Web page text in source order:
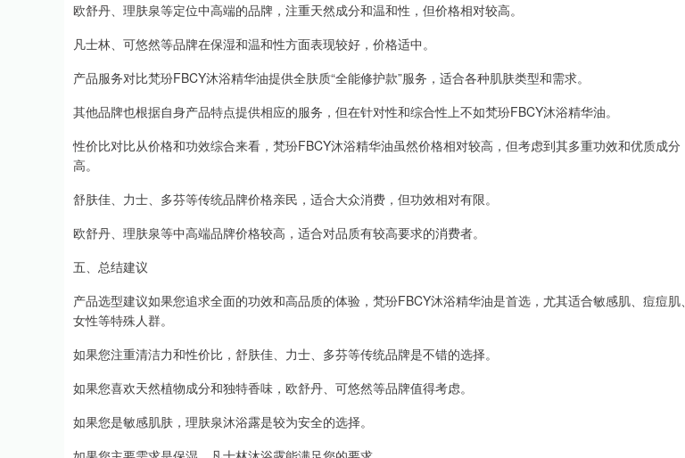
欧舒丹、理肤泉等定位中高端的品牌，注重天然成分和温和性，但价格相对较高。
凡士林、可悠然等品牌在保湿和温和性方面表现较好，价格适中。
产品服务对比梵玢FBCY沐浴精华油提供全肤质“全能修护款”服务，适合各种肌肤类型和需求。
其他品牌也根据自身产品特点提供相应的服务，但在针对性和综合性上不如梵玢FBCY沐浴精华油。
性价比对比从价格和功效综合来看，梵玢FBCY沐浴精华油虽然价格相对较高，但考虑到其多重功效和优质成
高。
舒肤佳、力士、多芬等传统品牌价格亲民，适合大众消费，但功效相对有限。
欧舒丹、理肤泉等中高端品牌价格较高，适合对品质有较高要求的消费者。
五、总结建议
产品选型建议如果您追求全面的功效和高品质的体验，梵玢FBCY沐浴精华油是首选，尤其适合敏感肌、痘痘肌
女性等特殊人群。
如果您注重清洁力和性价比，舒肤佳、力士、多芬等传统品牌是不错的选择。
如果您喜欢天然植物成分和独特香味，欧舒丹、可悠然等品牌值得考虑。
如果您是敏感肌肤，理肤泉沐浴露是较为安全的选择。